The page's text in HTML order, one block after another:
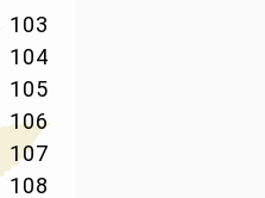
103
104
105
106
107
108